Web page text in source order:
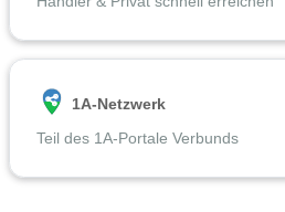
1A-Netzwerk
Teil des 1A-Portale Verbunds